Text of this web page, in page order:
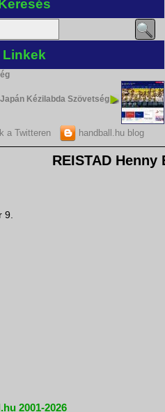
Linkek
Japán Kézilabda Szövetség
a Twitteren handball.hu blog
REISTAD Henny
9.
2001-2026